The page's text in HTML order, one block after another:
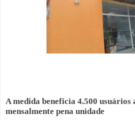
A medida beneficia 4.500 usuários
mensalmente pena unidade